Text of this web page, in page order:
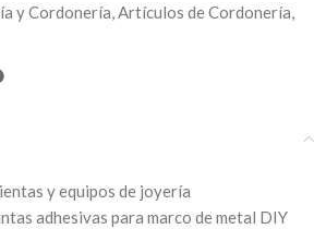
y Cordonería,Artículos de Cordonería,
y equipos de joyería
adhesivas para marco de metal DIY